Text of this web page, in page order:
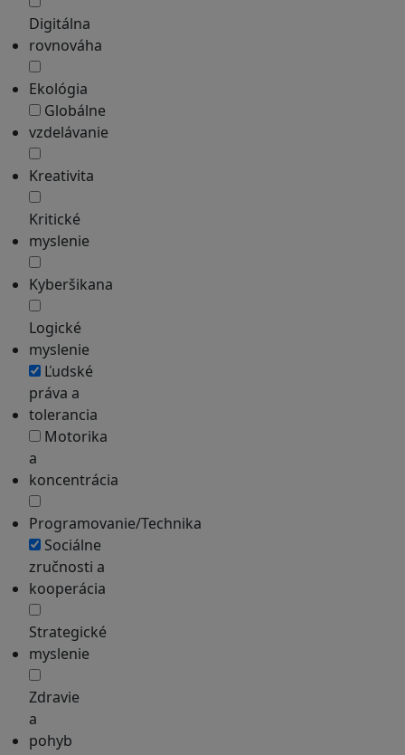
Digitálna
rovnováha
Ekológia
Globálne
vzdelávanie
Kreativita
Kritické
myslenie
Kyberšikana
Logické
myslenie
Ľudské
práva a
tolerancia
Motorika
a
koncentrácia
Programovanie/Technika
Sociálne
zručnosti a
kooperácia
Strategické
myslenie
Zdravie
a
pohyb